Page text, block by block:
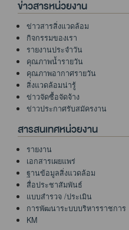
ข่าวสารหน่วยงาน
ข่าวสารสิ่งแวดล้อม
กิจกรรมของเรา
รายงานประจำวัน
คุณภาพน้ำรายวัน
คุณภาพอากาศรายวัน
สิ่งแวดล้อมน่ารู้
ข่าวจัดซื้อจัดจ้าง
ข่าวประกาศรับสมัครงาน
สารสนเทศหน่วยงาน
รายงาน
เอกสารเผยแพร่
ฐานข้อมูลสิ่งแวดล้อม
สื่อประชาสัมพันธ์
แบบสำรวจ /ประเมิน
การพัฒนาระบบบริหารราชการ
KM